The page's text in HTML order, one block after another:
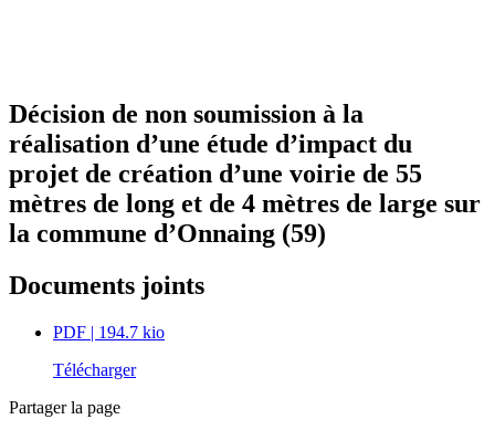
Décision de non soumission à la
réalisation d’une étude d’impact du
projet de création d’une voirie de 55
mètres de long et de 4 mètres de large sur
la commune d’Onnaing (59)
Documents joints
PDF | 194.7 kio
Télécharger
Partager la page